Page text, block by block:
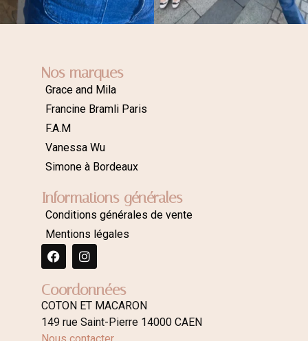
Nos marques
Grace and Mila
Francine Bramli Paris
F.A.M
Vanessa Wu
Simone à Bordeaux
Informations générales
Conditions générales de vente
Mentions légales
Coordonnées
COTON ET MACARON
149 rue Saint-Pierre 14000 CAEN